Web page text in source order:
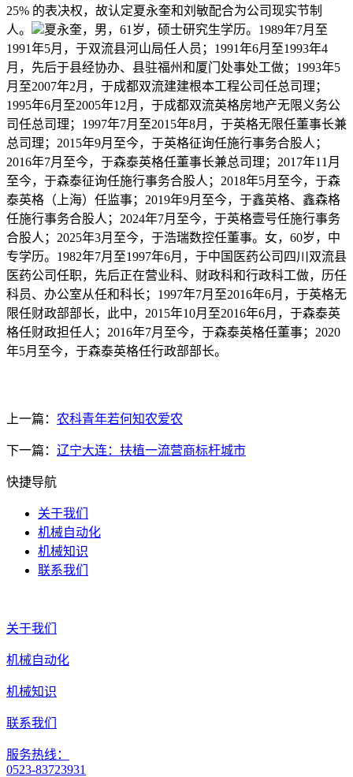
25% 的表决权，故认定夏永奎和刘敏配合为公司现实节制
人。
夏永奎，男，61岁，硕士研究生学历。1989年7月至
1991年5月，于双流县河山局任人员；1991年6月至1993年4
月，先后于县经协办、县驻福州和厦门处事处工做；1993年5
月至2007年2月，于成都双流建建根本工程公司任总司理；
1995年6月至2005年12月，于成都双流英格房地产无限义务公
司任总司理；1997年7月至2015年8月，于英格无限任董事长兼
总司理；2015年9月至今，于英格征询任施行事务合股人；
2016年7月至今，于森泰英格任董事长兼总司理；2017年11月
至今，于森泰征询任施行事务合股人；2018年5月至今，于森
泰英格（上海）任监事；2019年9月至今，于鑫英格、鑫森格
任施行事务合股人；2024年7月至今，于英格壹号任施行事务
合股人；2025年3月至今，于浩瑞数控任董事。女，60岁，中
专学历。1982年7月至1997年6月，于中国医药公司四川双流县
医药公司任职，先后正在营业科、财政科和行政科工做，历任
科员、办公室从任和科长；1997年7月至2016年6月，于英格无
限任财政部部长，此中，2015年10月至2016年6月，于森泰英
格任财政担任人；2016年7月至今，于森泰英格任董事；2020
年5月至今，于森泰英格任行政部部长。
上一篇： 农科青年若何知农爱农
下一篇： 辽宁大连：扶植一流营商标杆城市
快捷导航
关于我们
机械自动化
机械知识
联系我们
关于我们
机械自动化
机械知识
联系我们
服务热线：
0523-83723931